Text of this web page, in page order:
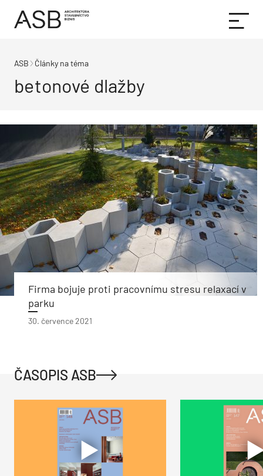
ASB Články na téma
betonové dlažby
Firma bojuje proti pracovnímu stresu relaxací v
parku
30. července 2021
ČASOPIS ASB